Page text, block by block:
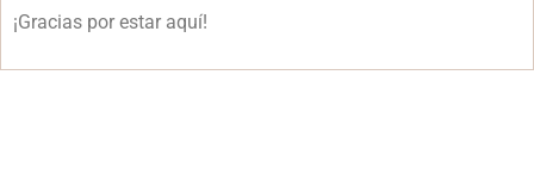
¡Gracias por estar aquí!